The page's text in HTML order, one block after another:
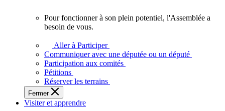
plein
potentiel,
l'Assemblée
a
besoin
de
Pour fonctionner à son plein potentiel, l'Assemblée a
besoin de vous.
Aller à Participer
Communiquer avec une députée ou un député
Participation aux comités
Pétitions
Réserver les terrains
Fermer
Visiter et apprendre